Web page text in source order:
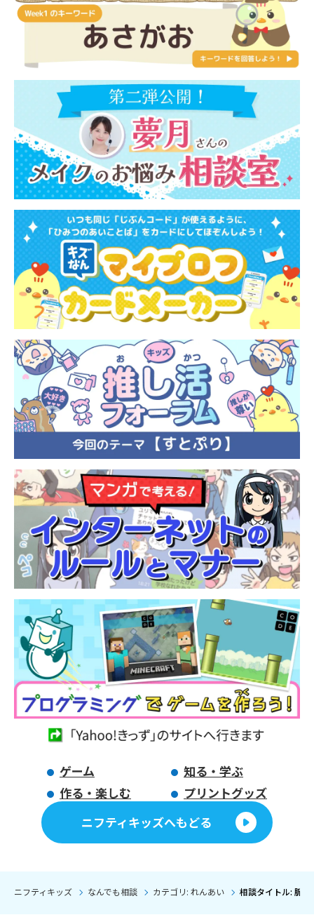
ゲーム
知る・学ぶ
作る・楽しむ
プリントグッズ
ニフティキッズへもどる
ニフティキッズ なんでも相談 カテゴリ: れんあい 相談タイトル: 脈あ